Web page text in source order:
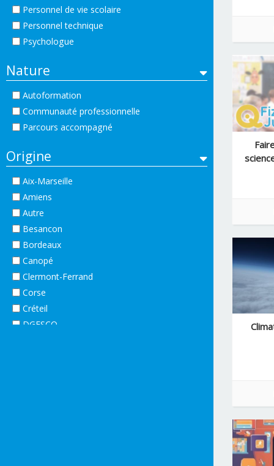
Personnel de vie scolaire
Personnel technique
Psychologue
Nature
Autoformation
Communauté professionnelle
Parcours accompagné
Origine
Aix-Marseille
Amiens
Autre
Besancon
Bordeaux
Canopé
Clermont-Ferrand
Corse
Créteil
DGESCO